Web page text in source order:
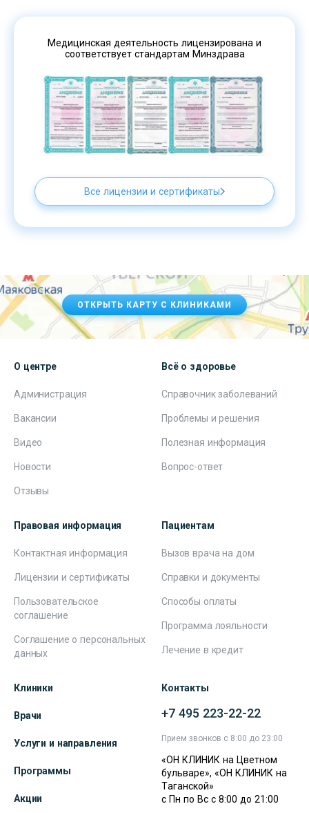
Медицинская деятельность лицензирована и
соответствует стандартам Минздрава
Все лицензии и сертификаты
ОТКРЫТЬ КАРТУ С КЛИНИКАМИ
О центре
Администрация
Вакансии
Видео
Новости
Отзывы
Всё о здоровье
Справочник заболеваний
Проблемы и решения
Полезная информация
Вопрос-ответ
Правовая информация
Контактная информация
Лицензии и сертификаты
Пользовательское
соглашение
Соглашение о персональных
данных
Пациентам
Вызов врача на дом
Справки и документы
Способы оплаты
Программа лояльности
Лечение в кредит
Клиники
Врачи
Услуги и направления
Программы
Акции
Контакты
+7 495 223-22-22
Прием звонков с 8:00 до 23:00
«ОН КЛИНИК на Цветном
бульваре», «ОН КЛИНИК на
Таганской»
с Пн по Вс с 8:00 до 21:00